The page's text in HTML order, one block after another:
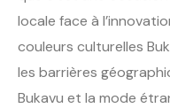
locale face à
couleurs culturelles
les barrières
Bukavu et la mode